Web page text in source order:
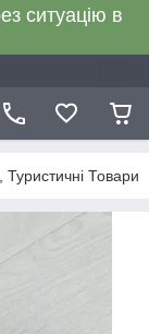
ситуацію в
Товари